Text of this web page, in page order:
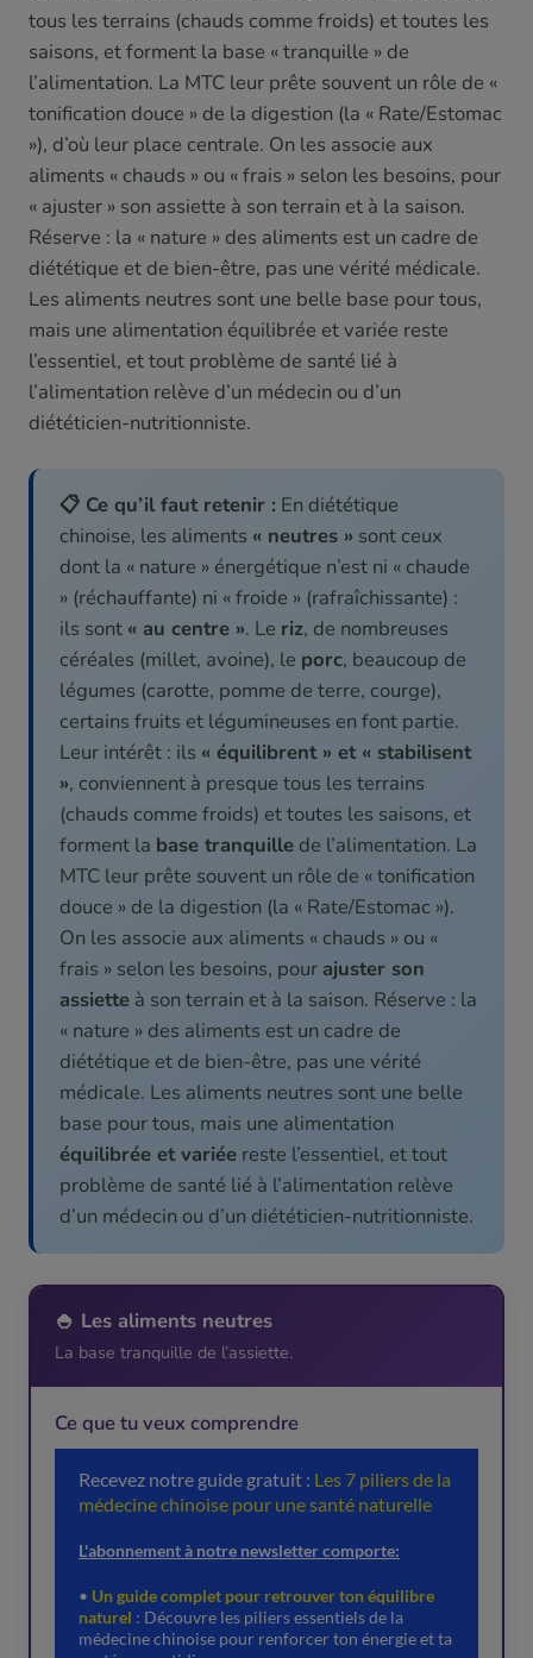
tous les terrains (chauds comme froids) et toutes les
saisons, et forment la base « tranquille » de
l’alimentation. La MTC leur prête souvent un rôle de «
tonification douce » de la digestion (la « Rate/Estomac
»), d’où leur place centrale. On les associe aux
aliments « chauds » ou « frais » selon les besoins, pour
« ajuster » son assiette à son terrain et à la saison.
Réserve : la « nature » des aliments est un cadre de
diététique et de bien-être, pas une vérité médicale.
Les aliments neutres sont une belle base pour tous,
mais une alimentation équilibrée et variée reste
l’essentiel, et tout problème de santé lié à
l’alimentation relève d’un médecin ou d’un
diététicien-nutritionniste.
📋 Ce qu’il faut retenir : En diététique
chinoise, les aliments « neutres » sont ceux
dont la « nature » énergétique n’est ni « chaude
» (réchauffante) ni « froide » (rafraîchissante) :
ils sont « au centre ». Le riz, de nombreuses
céréales (millet, avoine), le porc, beaucoup de
légumes (carotte, pomme de terre, courge),
certains fruits et légumineuses en font partie.
Leur intérêt : ils « équilibrent » et « stabilisent
», conviennent à presque tous les terrains
(chauds comme froids) et toutes les saisons, et
forment la base tranquille de l’alimentation. La
MTC leur prête souvent un rôle de « tonification
douce » de la digestion (la « Rate/Estomac »).
On les associe aux aliments « chauds » ou «
frais » selon les besoins, pour ajuster son
assiette à son terrain et à la saison. Réserve : la
« nature » des aliments est un cadre de
diététique et de bien-être, pas une vérité
médicale. Les aliments neutres sont une belle
base pour tous, mais une alimentation
équilibrée et variée reste l’essentiel, et tout
problème de santé lié à l’alimentation relève
d’un médecin ou d’un diététicien-nutritionniste.
🍚 Les aliments neutres
La base tranquille de l’assiette.
Ce que tu veux comprendre